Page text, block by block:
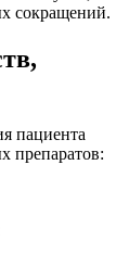
сокращений.
пациента
препаратов: